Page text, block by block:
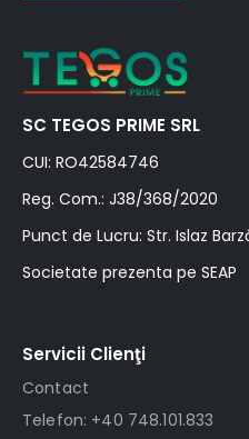
SC TEGOS PRIME SRL
CUI: RO42584746
Reg. Com.: J38/368/2020
Punct de Lucru: Str. Islaz
Societate prezenta pe SEAP
Servicii Clienţi
Contact
Telefon: +40 748.101.833